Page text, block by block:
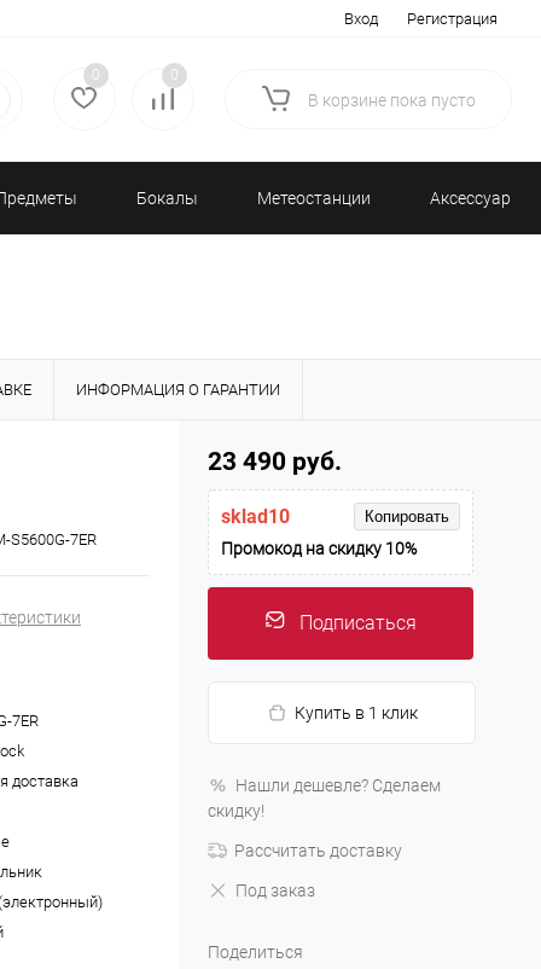
Вход Регистрация
0 0
В корзине пока пусто
Бокалы Метеостанции Аксессуары/
ИНФОРМАЦИЯ О ГАРАНТИИ
S5600G-7ER
7ER
доставка
23 490 руб.
sklad10 Копировать
Промокод на скидку 10%
Подписаться
Купить в 1 клик
Нашли дешевле? Сделаем
скидку!
Рассчитать доставку
Под заказ
Поделиться